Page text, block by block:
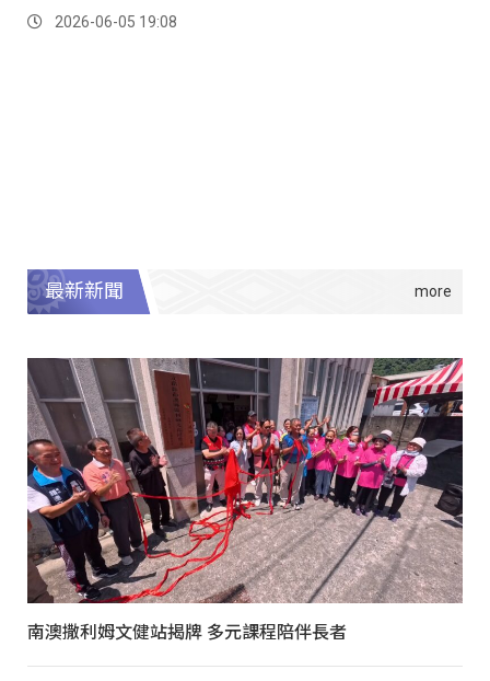
2026-06-05 19:08
最新新聞
南澳撒利姆文健站揭牌 多元課程陪伴長者